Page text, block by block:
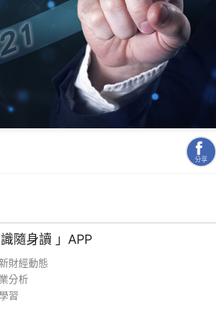
分享
隨身讀 」APP
財經動態
分析
習